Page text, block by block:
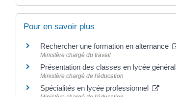
Pour en savoir plus
Rechercher une formation en alternance
Ministère chargé du travail
Présentation des classes en lycée général
Ministère chargé de l'éducation
Spécialités en lycée professionnel